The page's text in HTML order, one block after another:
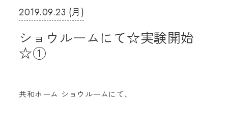
2019.09.23 (月)
ショウルームにて☆実験開始
☆①
共和ホーム ショウルームにて、